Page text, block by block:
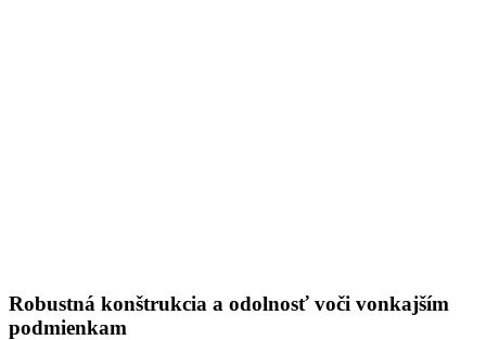
Robustná konštrukcia a odolnosť voči vonkajším
podmienkam